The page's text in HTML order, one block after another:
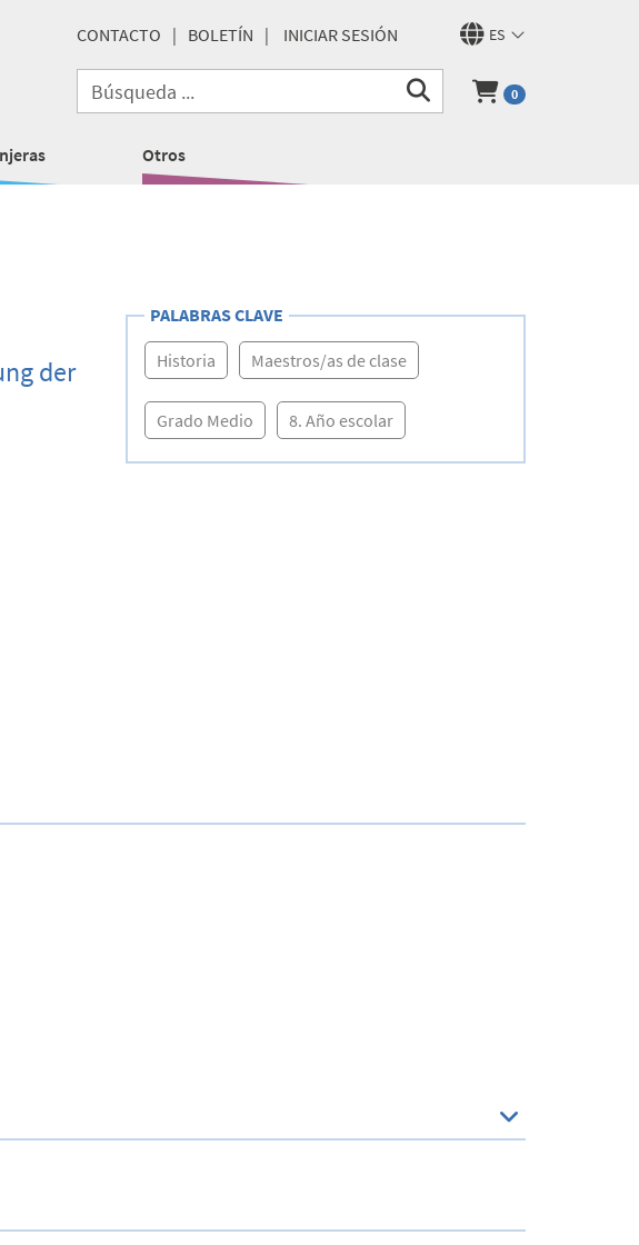
ES
CONTACTO BOLETÍN INICIAR SESIÓN
0
Otros
der
PALABRAS CLAVE
Historia Maestros/as de clase
Grado Medio 8. Año escolar